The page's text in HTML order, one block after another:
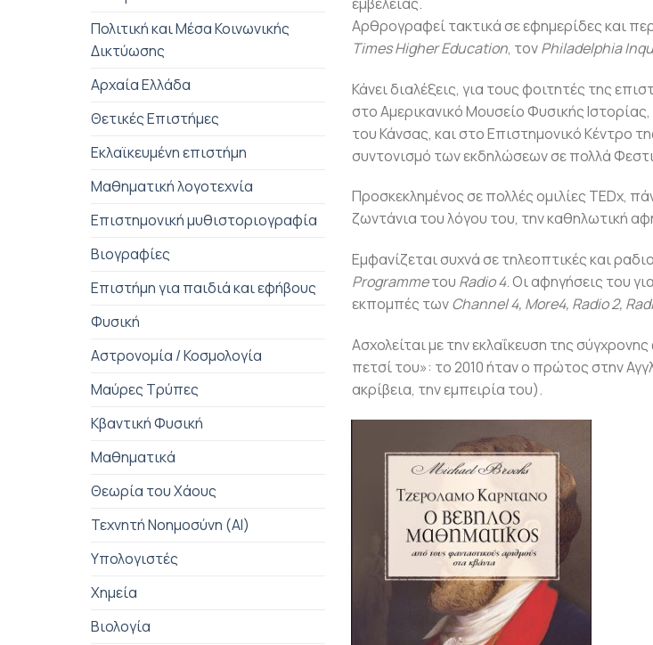
Πολιτική και Μέσα Κοινωνικής
Δικτύωσης
Αρχαία Ελλάδα
Θετικές Επιστήμες
Εκλαϊκευμένη επιστήμη
Μαθηματική λογοτεχνία
Επιστημονική μυθιστοριογραφία
Βιογραφίες
Επιστήμη για παιδιά και εφήβους
Φυσική
Αστρονομία / Κοσμολογία
Μαύρες Τρύπες
Κβαντική Φυσική
Μαθηματικά
Θεωρία του Χάους
Τεχνητή Νοημοσύνη (AI)
Υπολογιστές
Χημεία
Βιολογία
Αρθρογραφεί τακτικά σε εφημερίδες και
Times Higher Education, τονPhiladelphia
Κάνει διαλέξεις, για τους φοιτητές της
στο Αμερικανικό Μουσείο Φυσικής
του Κάνσας, και στο Επιστημονικό Κέντρο
συντονισμό των εκδηλώσεων σε πολλά
Προσκεκλημένος σε πολλές ομιλίες TEDx,
ζωντάνια του λόγου του, την καθηλωτική
Εμφανίζεται συχνά σε τηλεοπτικές και
Programmeτου Radio 4. Οι αφηγήσεις του
εκπομπές τωνChannel 4, More4, Radio 2,
Ασχολείται με την εκλαΐκευση της
πετσί του»: το 2010 ήταν ο πρώτος στην
ακρίβεια, την εμπειρία του).
Προσθήκη
βιβλίου
στη λίστα
επιθυμιών